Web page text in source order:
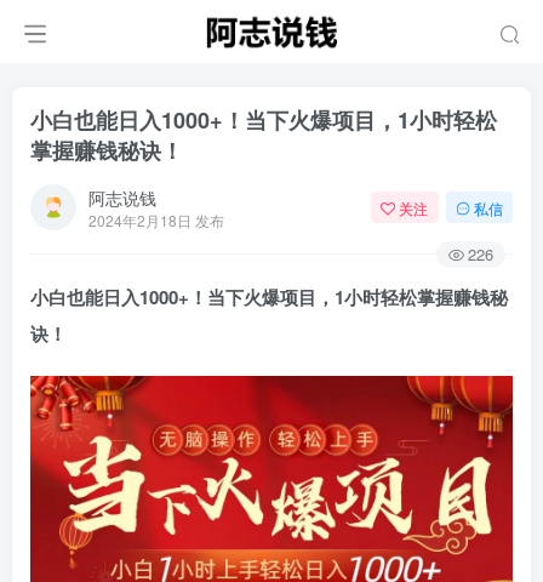
小白也能日入1000+！当下火爆项目，1小时轻松
掌握赚钱秘诀！
阿志说钱
2024年2月18日 发布
关注 私信
226
小白也能日入1000+！当下火爆项目，1小时轻松掌握赚钱秘
诀！